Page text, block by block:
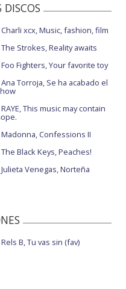
DISCOS
Charli xcx, Music, fashion, film
The Strokes, Reality awaits
Foo Fighters, Your favorite toy
Ana Torroja, Se ha acabado el
RAYE, This music may contain
Madonna, Confessions II
The Black Keys, Peaches!
Julieta Venegas, Norteña
Rels B, Tu vas sin (fav)